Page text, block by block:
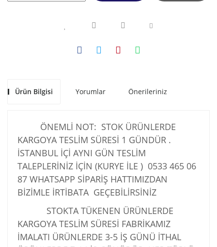
Ürün Bilgisi Yorumlar Önerileriniz
ÖNEMLİ NOT: STOK ÜRÜNLERDE
KARGOYA TESLİM SÜRESİ 1 GÜNDÜR .
İSTANBUL İÇİ AYNI GÜN TESLİM
TALEPLERİNİZ İÇİN (KURYE İLE ) 0533 465 06
87 WHATSAPP SİPARİŞ HATTIMIZDAN
BİZİMLE İRTİBATA GEÇEBİLİRSİNİZ
STOKTA TÜKENEN ÜRÜNLERDE
KARGOYA TESLİM SÜRESİ FABRİKAMIZ
İMALATI ÜRÜNLERDE 3-5 İŞ GÜNÜ İTHAL